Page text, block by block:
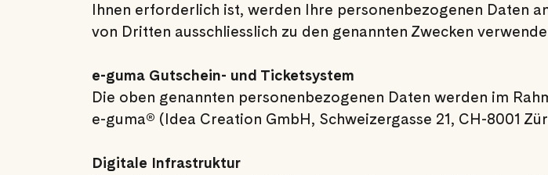
Ihnen erforderlich ist, werden Ihre personenbezogenen Daten
von Dritten ausschliesslich zu den genannten Zwecken
e-guma Gutschein- und Ticketsystem
Die oben genannten personenbezogenen Daten werden im
e-guma® (Idea Creation GmbH, Schweizergasse 21, CH-8001
Digitale Infrastruktur